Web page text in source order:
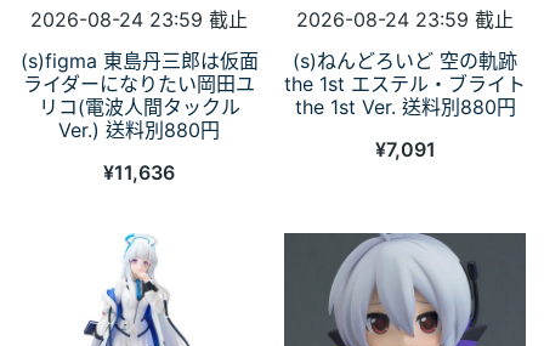
2026-08-24 23:59 截止
(s)figma 東島丹三郎は仮面
ライダーになりたい岡田ユ
リコ(電波人間タックル
Ver.) 送料別880円
¥11,636
2026-08-24 23:59 截止
(s)ねんどろいど 空の軌跡
the 1st エステル・ブライト
the 1st Ver. 送料別880円
¥7,091